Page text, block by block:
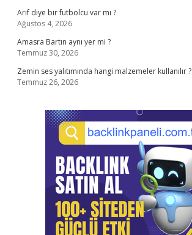
Arif diye bir futbolcu var mı ?
Ağustos 4, 2026
Amasra Bartın aynı yer mi ?
Temmuz 30, 2026
Zemin ses yalıtımında hangi malzemeler kullanılır ?
Temmuz 26, 2026